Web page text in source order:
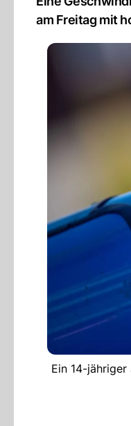
am Freitag mit
Ein 14-